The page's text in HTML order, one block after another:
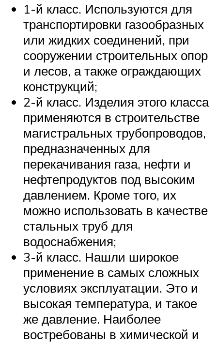
1-й класс. Используются для
транспортировки газообразных
или жидких соединений, при
сооружении строительных опор
и лесов, а также ограждающих
конструкций;
2-й класс. Изделия этого класса
применяются в строительстве
магистральных трубопроводов,
предназначенных для
перекачивания газа, нефти и
нефтепродуктов под высоким
давлением. Кроме того, их
можно использовать в качестве
стальных труб для
водоснабжения;
3-й класс. Нашли широкое
применение в самых сложных
условиях эксплуатации. Это и
высокая температура, и такое
же давление. Наиболее
востребованы в химической и